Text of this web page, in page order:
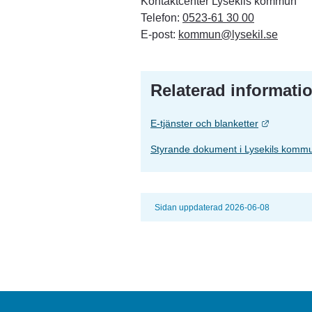
Telefon: 0523-61 30 00
E-post: kommun@lysekil.se
Relaterad
E-tjänster och blanketter Länk till
Styrande dokument i Lysekils
Sidan uppdaterad 2026-06-08